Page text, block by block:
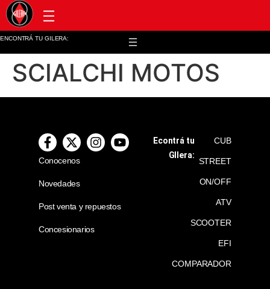
ENCONTRÁ TU GILERA:
SCIALCHI MOTOS
Conocenos
Novedades
Post venta y repuestos
Concesionarios
Econtrá tu
GIlera:
CUB
STREET
ON/OFF
ATV
SCOOTER
EFI
COMPARADOR